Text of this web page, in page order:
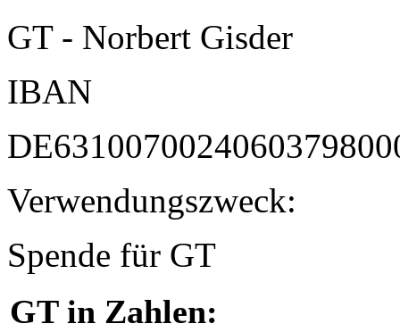
GT - Norbert Gisder
IBAN
Verwendungszweck:
Spende für GT
GT in Zahlen: